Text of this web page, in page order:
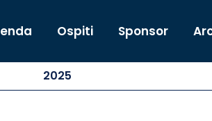
Ospiti Sponsor
2025